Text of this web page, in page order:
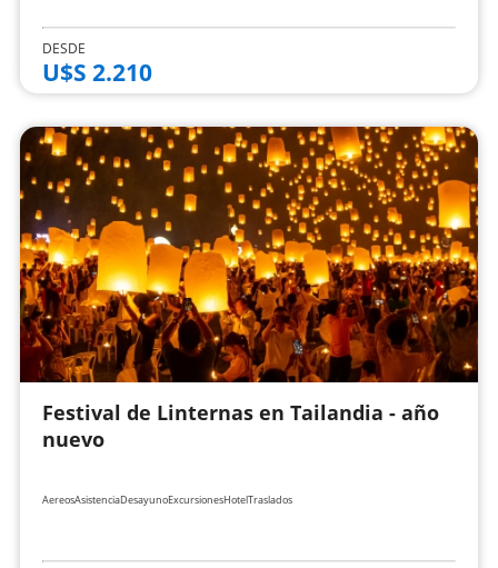
DESDE
U$S 2.210
Festival de Linternas en Tailandia - año
nuevo
AereosAsistenciaDesayunoExcursionesHotelTraslados